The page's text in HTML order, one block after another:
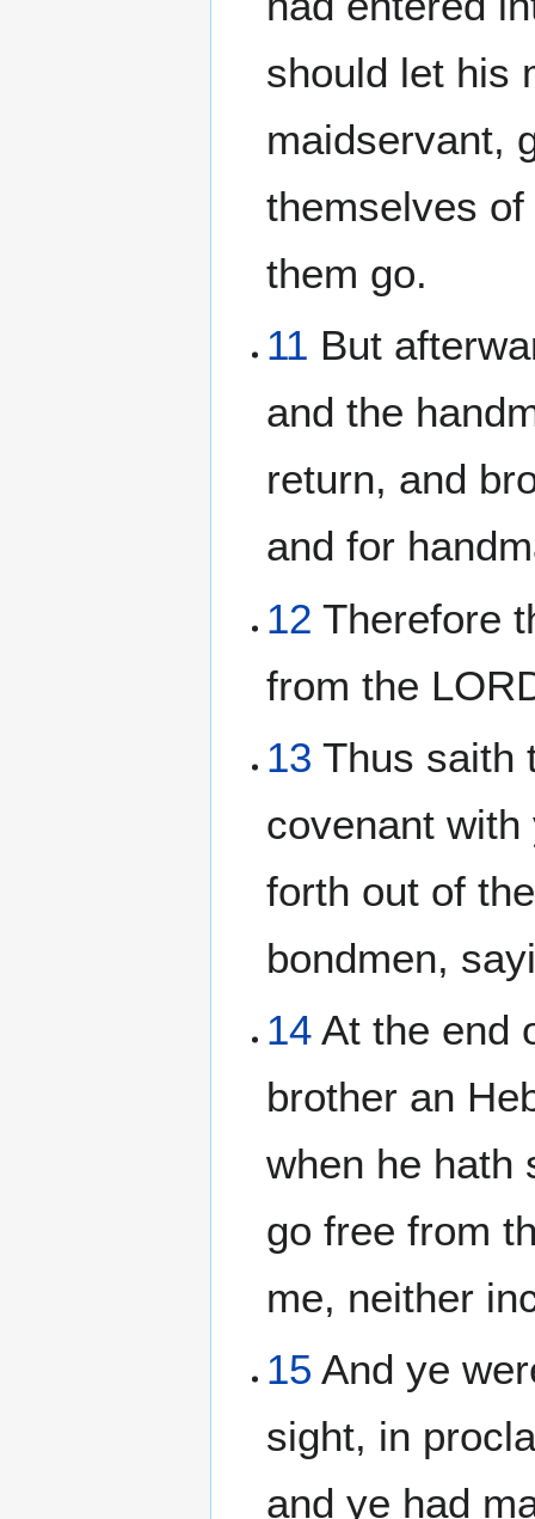
should let his
maidservant,
themselves
them go.
11 But
and the
return, and
and for
12 Therefore
from the
13 Thus saith
covenant
forth out of
bondmen,
14 At the end
brother an
when he hath
go free from
me, neither
15 And ye
sight, in
and ye had